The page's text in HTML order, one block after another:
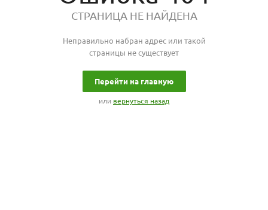
СТРАНИЦА НЕ НАЙДЕНА
Неправильно набран адрес или такой
страницы не существует
Перейти на главную
или вернуться назад